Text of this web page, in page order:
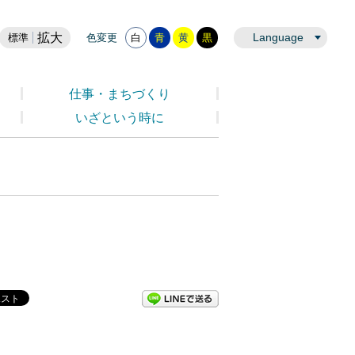
標準 拡大 色変更 白 青 黄 黒 Language
仕事・まちづくり
いざという時に